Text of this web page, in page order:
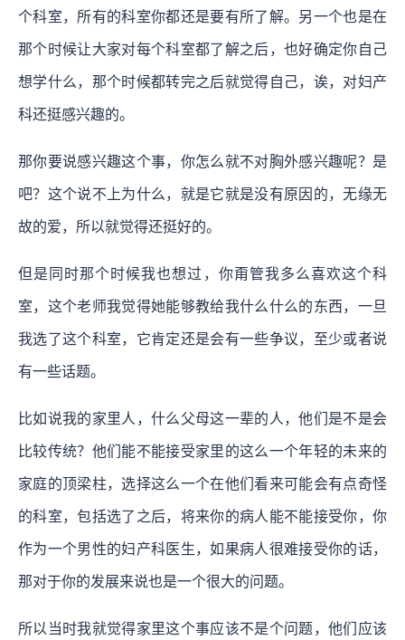
个科室，所有的科室你都还是要有所了解。另一个也是在
那个时候让大家对每个科室都了解之后，也好确定你自己
想学什么，那个时候都转完之后就觉得自己，诶，对妇产
科还挺感兴趣的。
那你要说感兴趣这个事，你怎么就不对胸外感兴趣呢？是
吧？这个说不上为什么，就是它就是没有原因的，无缘无
故的爱，所以就觉得还挺好的。
但是同时那个时候我也想过，你甭管我多么喜欢这个科
室，这个老师我觉得她能够教给我什么什么的东西，一旦
我选了这个科室，它肯定还是会有一些争议，至少或者说
有一些话题。
比如说我的家里人，什么父母这一辈的人，他们是不是会
比较传统？他们能不能接受家里的这么一个年轻的未来的
家庭的顶梁柱，选择这么一个在他们看来可能会有点奇怪
的科室，包括选了之后，将来你的病人能不能接受你，你
作为一个男性的妇产科医生，如果病人很难接受你的话，
那对于你的发展来说也是一个很大的问题。
所以当时我就觉得家里这个事应该不是个问题，他们应该